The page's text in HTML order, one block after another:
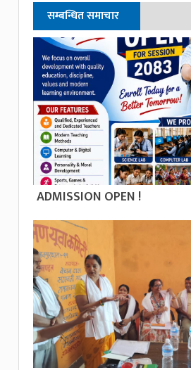
सम्बन्धित समाचार
ADMISSION OPEN !